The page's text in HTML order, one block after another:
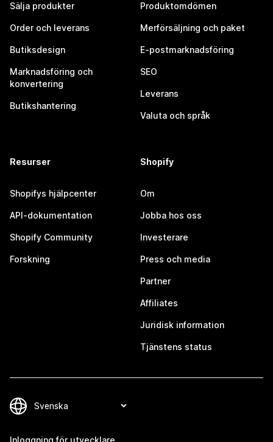
Sälja produkter
Order och leverans
Butiksdesign
Marknadsföring och
konvertering
Butikshantering
Produktomdömen
Merförsäljning och paket
E-postmarknadsföring
SEO
Leverans
Valuta och språk
Resurser
Shopifys hjälpcenter
API-dokumentation
Shopify Community
Forskning
Shopify
Om
Jobba hos oss
Investerare
Press och media
Partner
Affiliates
Juridisk information
Tjänstens status